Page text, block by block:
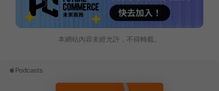
本網站內容未經允許，不得轉載。